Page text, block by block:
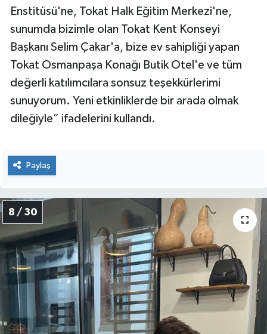
Enstitüsü'ne, Tokat Halk Eğitim Merkezi'ne,
sunumda bizimle olan Tokat Kent Konseyi
Başkanı Selim Çakar'a, bize ev sahipliği yapan
Tokat Osmanpaşa Konağı Butik Otel'e ve tüm
değerli katılımcılara sonsuz teşekkürlerimi
sunuyorum. Yeni etkinliklerde bir arada olmak
dileğiyle” ifadelerini kullandı.
Paylaş
8 / 30